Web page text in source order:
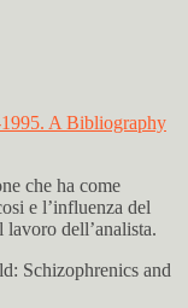
A Bibliography
che ha come
e l’influenza del
dell’analista.
Schizophrenics and